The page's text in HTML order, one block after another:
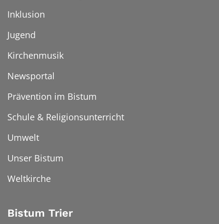
Inklusion
Jugend
Kirchenmusik
Newsportal
Prävention im Bistum
Schule & Religionsunterricht
Umwelt
Unser Bistum
Weltkirche
Bistum Trier